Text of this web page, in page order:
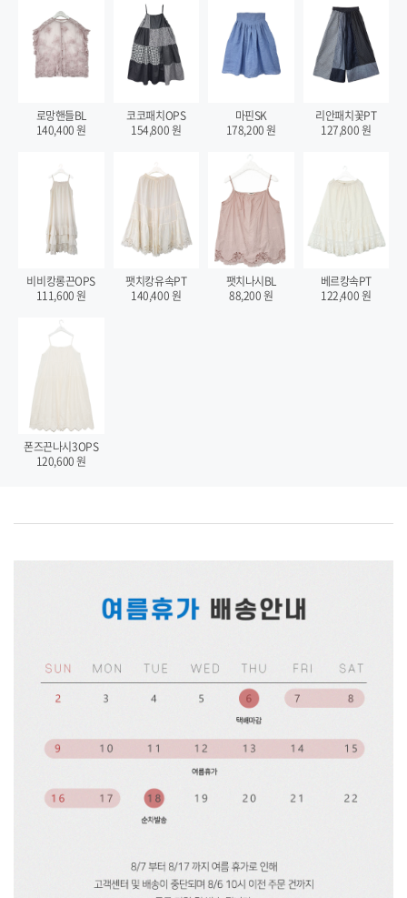
로망핸들BL
140,400원
코코패치OPS
154,800원
마핀SK
178,200원
리안패치꽃PT
127,800원
비비캉롱끈OPS
111,600원
팻치캉유속PT
140,400원
팻치나시BL
88,200원
베르캉속PT
122,400원
폰즈끈나시3OPS
120,600원